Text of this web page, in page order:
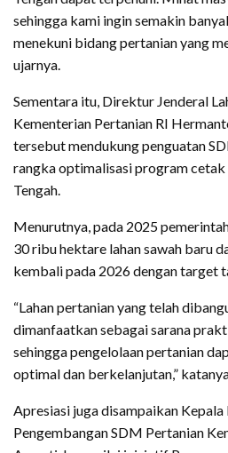
sehingga kami ingin semakin
menekuni bidang pertanian yang
ujarnya.
Sementara itu, Direktur Jenderal
Kementerian Pertanian RI
tersebut mendukung penguatan
rangka optimalisasi program cetak
Tengah.
Menurutnya, pada 2025
30 ribu hektare lahan sawah baru
kembali pada 2026 dengan target
“Lahan pertanian yang telah
dimanfaatkan sebagai sarana
sehingga pengelolaan pertanian
optimal dan berkelanjutan,”
Apresiasi juga disampaikan Kepala
Pengembangan SDM Pertanian